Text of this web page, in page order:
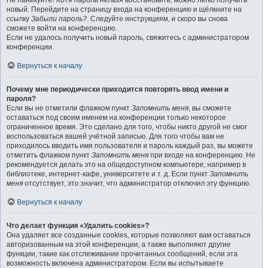
новый. Перейдите на страницу входа на конференцию и щёлкните на
ссылку Забыли пароль?. Следуйте инструкциям, и скоро вы снова
сможете войти на конференцию.
Если не удалось получить новый пароль, свяжитесь с администратором
конференции.
Вернуться к началу
Почему мне периодически приходится повторять ввод имени и
пароля?
Если вы не отметили флажком пункт Запомнить меня, вы сможете
оставаться под своим именем на конференции только некоторое
ограниченное время. Это сделано для того, чтобы никто другой не смог
воспользоваться вашей учётной записью. Для того чтобы вам не
приходилось вводить имя пользователя и пароль каждый раз, вы можете
отметить флажком пункт Запомнить меня при входе на конференцию. Не
рекомендуется делать это на общедоступном компьютере, например в
библиотеке, интернет-кафе, университете и т. д. Если пункт Запомнить
меня отсутствует, это значит, что администратор отключил эту функцию.
Вернуться к началу
Что делает функция «Удалить cookies»?
Она удаляет все созданные cookies, которые позволяют вам оставаться
авторизованным на этой конференции, а также выполняют другие
функции, такие как отслеживание прочитанных сообщений, если эта
возможность включена администратором. Если вы испытываете